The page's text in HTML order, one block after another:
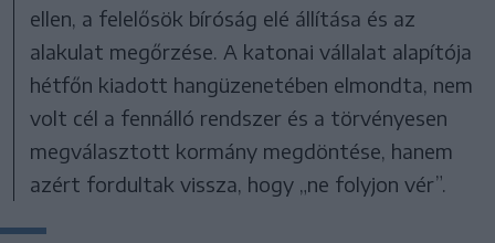
ellen, a felelősök bíróság elé állítása és az
alakulat megőrzése. A katonai vállalat alapítója
hétfőn kiadott hangüzenetében elmondta, nem
volt cél a fennálló rendszer és a törvényesen
megválasztott kormány megdöntése, hanem
azért fordultak vissza, hogy „ne folyjon vér”.